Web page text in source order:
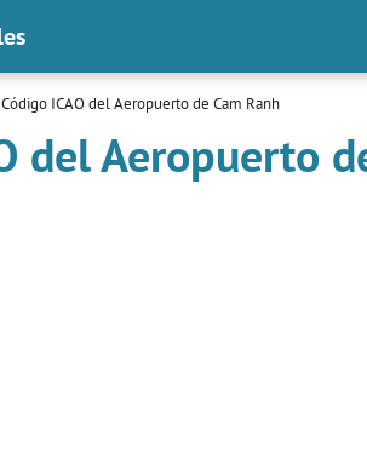
Código ICAO del Aeropuerto de Cam Ranh
del Aeropuerto